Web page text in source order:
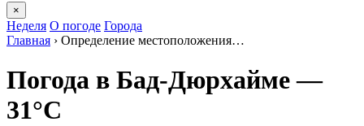
×
Неделя О погоде Города
Главная › Определение местоположения…
Погода в Бад-Дюрхайме —
31°C